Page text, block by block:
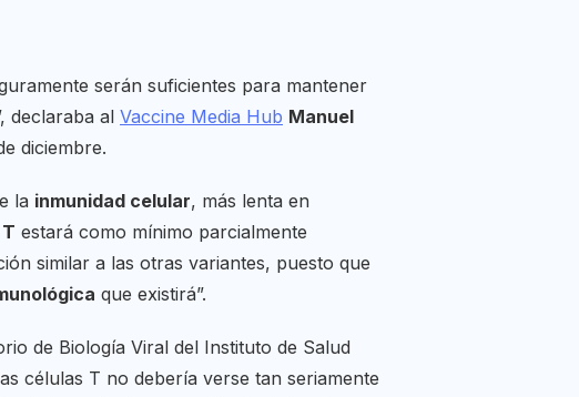
serán suficientes para mantener
declaraba al Vaccine Media Hub Manuel
diciembre.
la inmunidad celular, más lenta en
estará como mínimo parcialmente
similar a las otras variantes, puesto que
que existirá”.
de Biología Viral del Instituto de Salud
células T no debería verse tan seriamente